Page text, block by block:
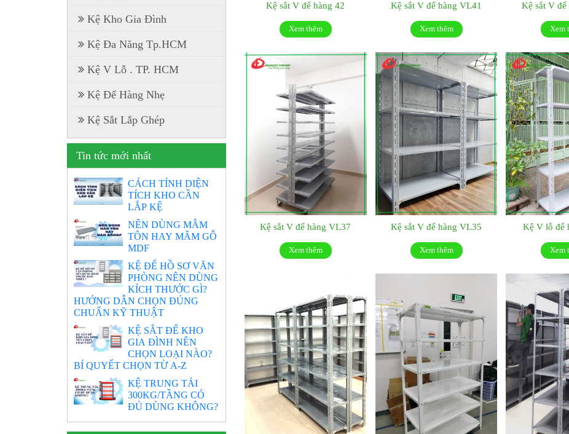
Kệ sắt V để hàng 42
Xem thêm
Kệ sắt V để hàng VL41
Xem thêm
Kệ sắt V
Xem
Kệ sắt V để hàng VL37
Xem thêm
Kệ sắt V để hàng VL35
Xem thêm
Kệ V lỗ để
Xem
Kệ Kho Gia Đình
Kệ Đa Năng Tp.HCM
Kệ V Lỗ . TP. HCM
Kệ Để Hàng Nhẹ
Kệ Sắt Lắp Ghép
Tin tức mới nhất
CÁCH TÍNH DIỆN
TÍCH KHO CẦN
LẮP KỆ
NÊN DÙNG MÂM
TÔN HAY MÂM GỖ
MDF
KỆ ĐỂ HỒ SƠ VĂN
PHÒNG NÊN DÙNG
KÍCH THƯỚC GÌ?
HƯỚNG DẪN CHỌN ĐÚNG
CHUẨN KỸ THUẬT
KỆ SẮT ĐỂ KHO
GIA ĐÌNH NÊN
CHỌN LOẠI NÀO?
BÍ QUYẾT CHỌN TỪ A-Z
KỆ TRUNG TẢI
300KG/TẦNG CÓ
ĐỦ DÙNG KHÔNG?